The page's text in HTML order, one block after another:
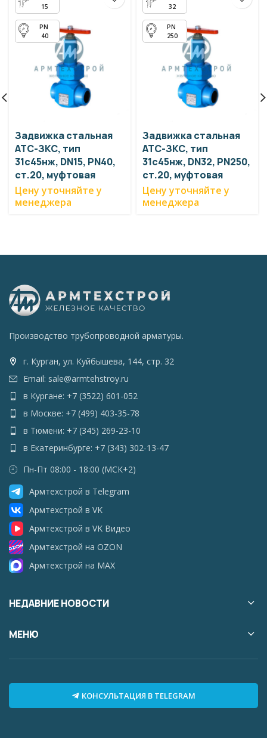
15
40
Задвижка стальная
АТС-ЗКС, тип
31с45нж, DN15, PN40,
ст.20, муфтовая
Цену уточняйте у
менеджера
32
250
Задвижка стальная
АТС-ЗКС, тип
31с45нж, DN32, PN250,
ст.20, муфтовая
Цену уточняйте у
менеджера
Производство трубопроводной арматуры.
г. Курган, ул. Куйбышева, 144, стр. 32
Email: sale@armtehstroy.ru
в Кургане: +7 (3522) 601-052
в Москве: +7 (499) 403-35-78
в Тюмени: +7 (345) 269-23-10
в Екатеринбурге: +7 (343) 302-13-47
Пн-Пт 08:00 - 18:00 (МСК+2)
Армтехстрой в Telegram
Армтехстрой в VK
Армтехстрой в VK Видео
Армтехстрой на OZON
Армтехстрой на MAX
НЕДАВНИЕ НОВОСТИ
МЕНЮ
КОНСУЛЬТАЦИЯ В TELEGRAM